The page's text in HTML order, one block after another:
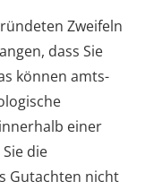
Zweifeln
dass Sie
können amts-
einer
Sie die
Gutachten nicht